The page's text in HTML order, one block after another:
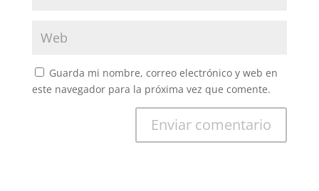
Guarda mi nombre, correo electrónico y web en
este navegador para la próxima vez que comente.